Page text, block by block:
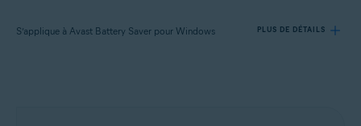
S’applique à Avast Battery Saver pour Windows PLUS DE DÉTAILS